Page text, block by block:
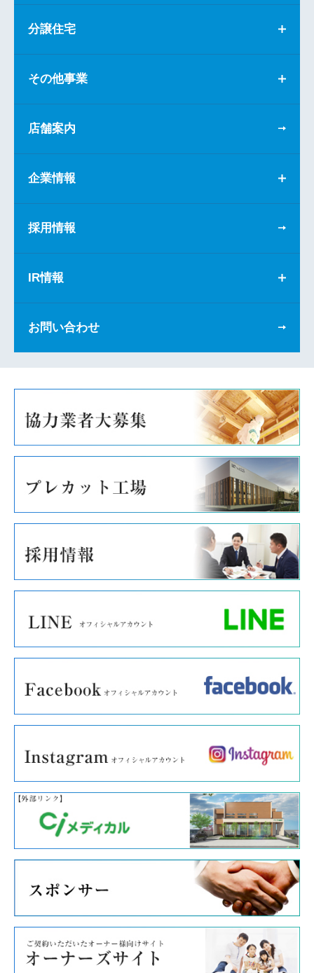
分譲住宅
その他事業
店舗案内
企業情報
採用情報
IR情報
お問い合わせ